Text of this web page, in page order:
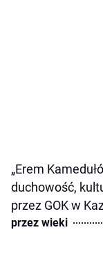
„Erem
duchowość,
przez GOK w
przez wieki